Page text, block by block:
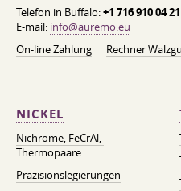
Telefon in Buffalo:+1 716 910 04 21
E-mail: info@auremo.eu
On-line Zahlung
Rechner
NICKEL
Nichrome, FeСrAl, ​​
Thermopaare
Präzisionslegierungen